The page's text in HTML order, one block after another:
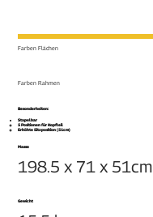
Farben Flächen
Farben Rahmen
Besonderheiten: ​
Stapelbar
5 Positionen für Kopfteil
Erhöhte Sitzposition (51cm)
Gewicht
198.5 x 71 x 51cm
Masse